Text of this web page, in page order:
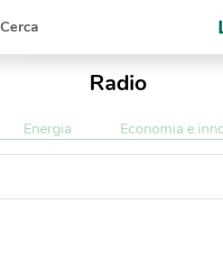
Cerca
Radio
Energia Economia e